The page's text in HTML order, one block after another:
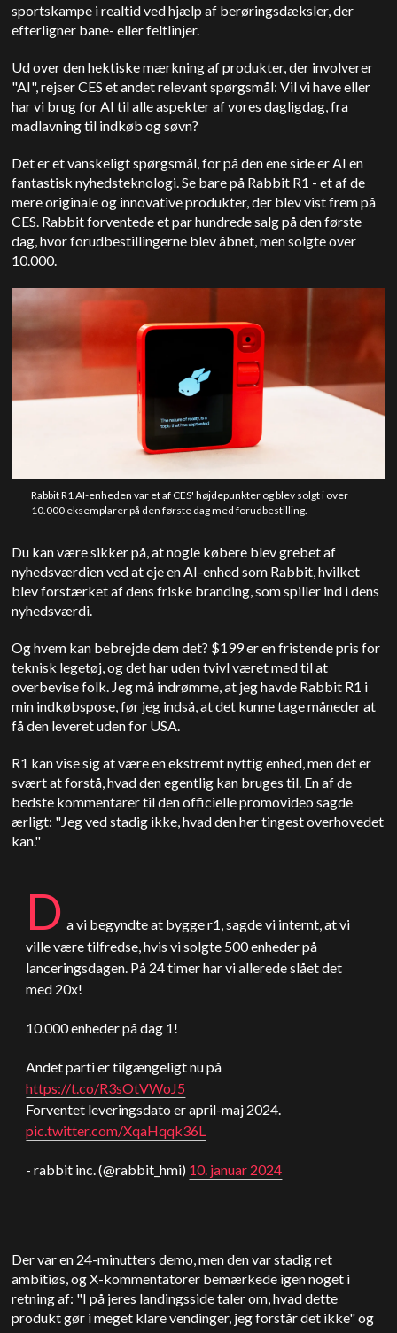
sportskampe i realtid ved hjælp af berøringsdæksler, der
efterligner bane- eller feltlinjer.
Ud over den hektiske mærkning af produkter, der involverer
"AI", rejser CES et andet relevant spørgsmål: Vil vi have eller
har vi brug for AI til alle aspekter af vores dagligdag, fra
madlavning til indkøb og søvn?
Det er et vanskeligt spørgsmål, for på den ene side er AI en
fantastisk nyhedsteknologi. Se bare på Rabbit R1 - et af de
mere originale og innovative produkter, der blev vist frem på
CES. Rabbit forventede et par hundrede salg på den første
dag, hvor forudbestillingerne blev åbnet, men solgte over
10.000.
Rabbit R1 AI-enheden var et af CES' højdepunkter og blev solgt i over
10.000 eksemplarer på den første dag med forudbestilling.
Du kan være sikker på, at nogle købere blev grebet af
nyhedsværdien ved at eje en AI-enhed som Rabbit, hvilket
blev forstærket af dens friske branding, som spiller ind i dens
nyhedsværdi.
Og hvem kan bebrejde dem det? $199 er en fristende pris for
teknisk legetøj, og det har uden tvivl været med til at
overbevise folk. Jeg må indrømme, at jeg havde Rabbit R1 i
min indkøbspose, før jeg indså, at det kunne tage måneder at
få den leveret uden for USA.
R1 kan vise sig at være en ekstremt nyttig enhed, men det er
svært at forstå, hvad den egentlig kan bruges til. En af de
bedste kommentarer til den officielle promovideo sagde
ærligt: "Jeg ved stadig ikke, hvad den her tingest overhovedet
kan."
D a vi begyndte at bygge r1, sagde vi internt, at vi
ville være tilfredse, hvis vi solgte 500 enheder på
lanceringsdagen. På 24 timer har vi allerede slået det
med 20x!
10.000 enheder på dag 1!
Andet parti er tilgængeligt nu på
https://t.co/R3sOtVWoJ5
Forventet leveringsdato er april-maj 2024.
pic.twitter.com/XqaHqqk36L
- rabbit inc. (@rabbit_hmi) 10. januar 2024
Der var en 24-minutters demo, men den var stadig ret
ambitiøs, og X-kommentatorer bemærkede igen noget i
retning af: "I på jeres landingsside taler om, hvad dette
produkt gør i meget klare vendinger, jeg forstår det ikke" og